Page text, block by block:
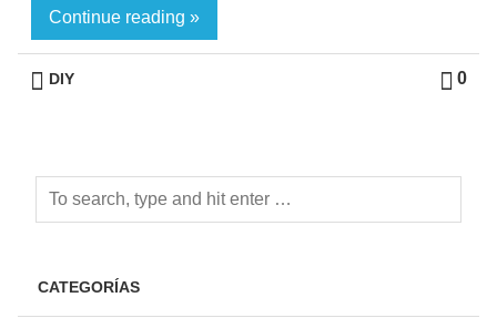
Continue reading »
0
DIY
CATEGORÍAS